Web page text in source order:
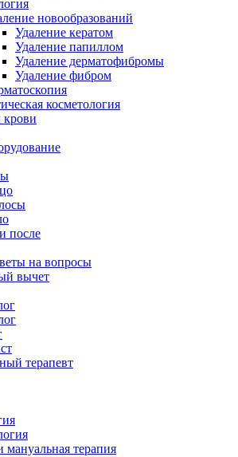
новообразований
Удаление кератом
Удаление папиллом
Удаление дерматофибромы
Удаление фибром
косметология
после
на вопросы
вычет
терапевт
терапия